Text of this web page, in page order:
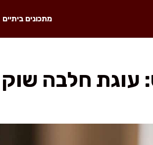
מתכונים ביתיים
עוגת חלבה